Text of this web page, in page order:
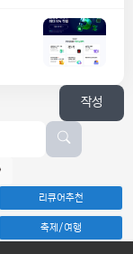
작성
리큐어추천
축제/여행